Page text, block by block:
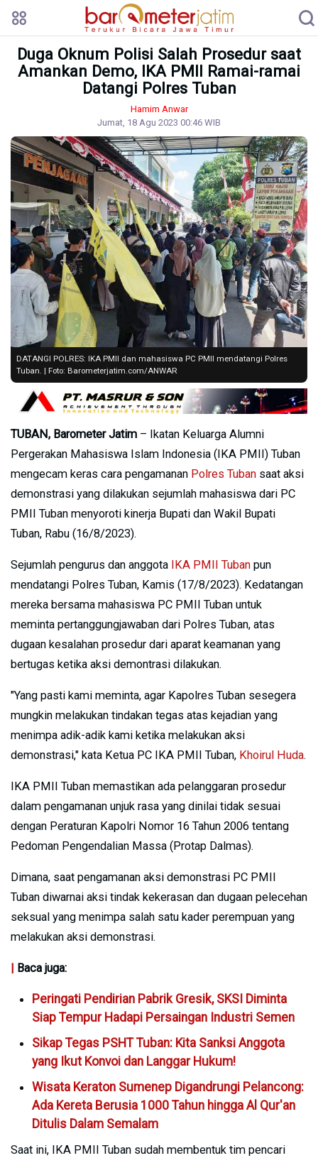
Duga Oknum Polisi Salah Prosedur saat
Amankan Demo, IKA PMII Ramai-ramai
Datangi Polres Tuban
Hamim Anwar
Jumat, 18 Agu 2023 00:46 WIB
DATANGI POLRES: IKA PMII dan mahasiswa PC PMII mendatangi Polres
Tuban. | Foto: Barometerjatim.com/ANWAR
TUBAN, Barometer Jatim – Ikatan Keluarga Alumni
Pergerakan Mahasiswa Islam Indonesia (IKA PMII) Tuban
mengecam keras cara pengamanan Polres Tuban saat aksi
demonstrasi yang dilakukan sejumlah mahasiswa dari PC
PMII Tuban menyoroti kinerja Bupati dan Wakil Bupati
Tuban, Rabu (16/8/2023).
Sejumlah pengurus dan anggota IKA PMII Tuban pun
mendatangi Polres Tuban, Kamis (17/8/2023). Kedatangan
mereka bersama mahasiswa PC PMII Tuban untuk
meminta pertanggungjawaban dari Polres Tuban, atas
dugaan kesalahan prosedur dari aparat keamanan yang
bertugas ketika aksi demontrasi dilakukan.
"Yang pasti kami meminta, agar Kapolres Tuban sesegera
mungkin melakukan tindakan tegas atas kejadian yang
menimpa adik-adik kami ketika melakukan aksi
demonstrasi," kata Ketua PC IKA PMII Tuban, Khoirul Huda.
IKA PMII Tuban memastikan ada pelanggaran prosedur
dalam pengamanan unjuk rasa yang dinilai tidak sesuai
dengan Peraturan Kapolri Nomor 16 Tahun 2006 tentang
Pedoman Pengendalian Massa (Protap Dalmas).
Dimana, saat pengamanan aksi demonstrasi PC PMII
Tuban diwarnai aksi tindak kekerasan dan dugaan pelecehan
seksual yang menimpa salah satu kader perempuan yang
melakukan aksi demonstrasi.
| Baca juga:
Peringati Pendirian Pabrik Gresik, SKSI Diminta
Siap Tempur Hadapi Persaingan Industri Semen
Sikap Tegas PSHT Tuban: Kita Sanksi Anggota
yang Ikut Konvoi dan Langgar Hukum!
Wisata Keraton Sumenep Digandrungi Pelancong:
Ada Kereta Berusia 1000 Tahun hingga Al Qur'an
Ditulis Dalam Semalam
Saat ini, IKA PMII Tuban sudah membentuk tim pencari